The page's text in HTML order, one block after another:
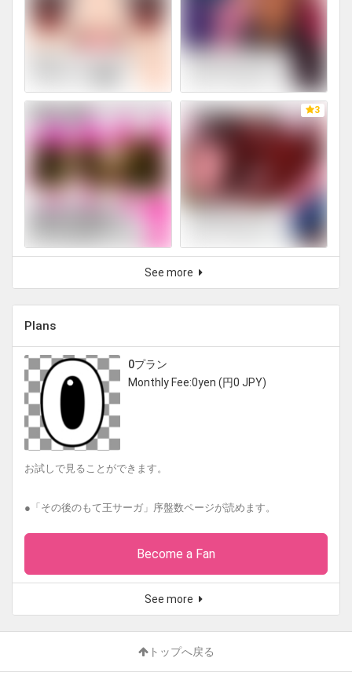
3
See more
Plans
0プラン
Monthly Fee:0yen (円0 JPY)
お試しで見ることができます。
●「その後のもて王サーガ」序盤数ページが読めます。
Become a Fan
See more
トップへ戻る